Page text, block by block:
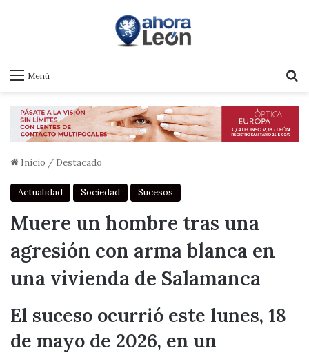
Menú
Inicio / Destacado
Actualidad Sociedad Sucesos
Muere un hombre tras una
agresión con arma blanca en
una vivienda de Salamanca
El suceso ocurrió este lunes, 18
de mayo de 2026, en un